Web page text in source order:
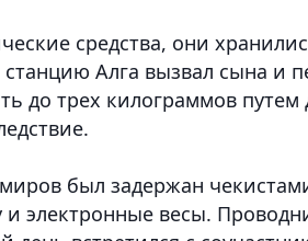
средства, они
Алга вызвал сына и
до трех килограммов путем
был задержан
электронные весы.